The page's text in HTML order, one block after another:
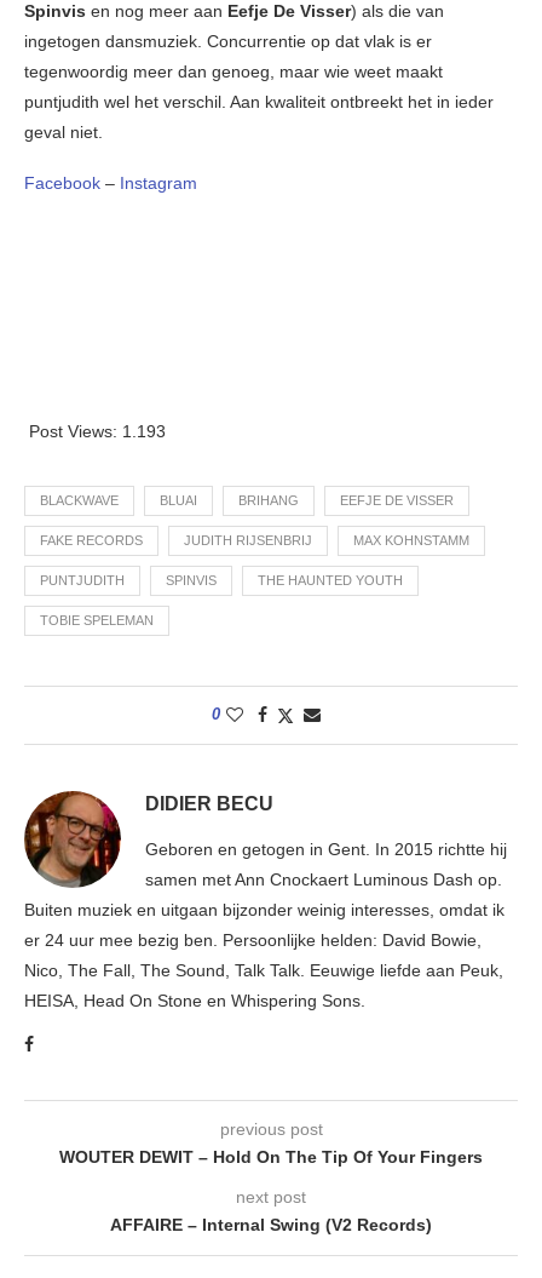
Spinvis en nog meer aan Eefje De Visser) als die van
ingetogen dansmuziek. Concurrentie op dat vlak is er
tegenwoordig meer dan genoeg, maar wie weet maakt
puntjudith wel het verschil. Aan kwaliteit ontbreekt het in ieder
geval niet.
Facebook – Instagram
Post Views: 1.193
BLACKWAVE BLUAI BRIHANG EEFJE DE VISSER
FAKE RECORDS JUDITH RIJSENBRIJ MAX KOHNSTAMM
PUNTJUDITH SPINVIS THE HAUNTED YOUTH
TOBIE SPELEMAN
0
DIDIER BECU
Geboren en getogen in Gent. In 2015 richtte hij
samen met Ann Cnockaert Luminous Dash op.
Buiten muziek en uitgaan bijzonder weinig interesses, omdat ik
er 24 uur mee bezig ben. Persoonlijke helden: David Bowie,
Nico, The Fall, The Sound, Talk Talk. Eeuwige liefde aan Peuk,
HEISA, Head On Stone en Whispering Sons.
previous post
WOUTER DEWIT – Hold On The Tip Of Your Fingers
next post
AFFAIRE – Internal Swing (V2 Records)